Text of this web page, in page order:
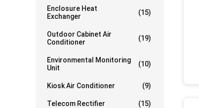
Enclosure Heat
Exchanger
(15)
Outdoor Cabinet Air
Conditioner
(19)
Environmental Monitoring
Unit
(10)
Kiosk Air Conditioner (9)
Telecom Rectifier (15)